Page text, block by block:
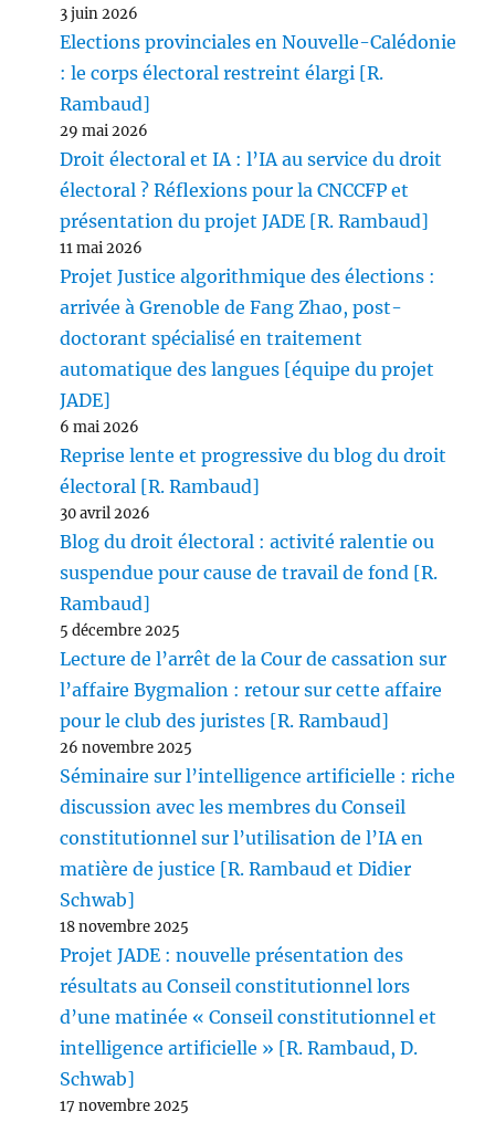
3 juin 2026
Elections provinciales en Nouvelle-Calédonie
: le corps électoral restreint élargi [R.
Rambaud]
29 mai 2026
Droit électoral et IA : l’IA au service du droit
électoral ? Réflexions pour la CNCCFP et
présentation du projet JADE [R. Rambaud]
11 mai 2026
Projet Justice algorithmique des élections :
arrivée à Grenoble de Fang Zhao, post-
doctorant spécialisé en traitement
automatique des langues [équipe du projet
JADE]
6 mai 2026
Reprise lente et progressive du blog du droit
électoral [R. Rambaud]
30 avril 2026
Blog du droit électoral : activité ralentie ou
suspendue pour cause de travail de fond [R.
Rambaud]
5 décembre 2025
Lecture de l’arrêt de la Cour de cassation sur
l’affaire Bygmalion : retour sur cette affaire
pour le club des juristes [R. Rambaud]
26 novembre 2025
Séminaire sur l’intelligence artificielle : riche
discussion avec les membres du Conseil
constitutionnel sur l’utilisation de l’IA en
matière de justice [R. Rambaud et Didier
Schwab]
18 novembre 2025
Projet JADE : nouvelle présentation des
résultats au Conseil constitutionnel lors
d’une matinée « Conseil constitutionnel et
intelligence artificielle » [R. Rambaud, D.
Schwab]
17 novembre 2025